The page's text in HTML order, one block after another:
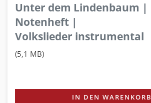
Unter dem Lindenbaum |
Notenheft |
Volkslieder instrumental
(5,1 MB)
IN DEN WARENKORB